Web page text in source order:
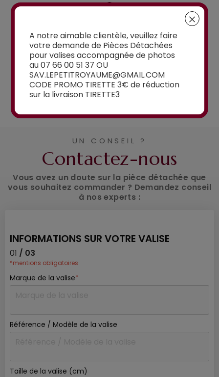
15,00€
à partir de
15,00€
Voir la sélection
UN CONSEIL ?
Contactez-nous
Vous avez un doute sur la pièce détachée que
vous souhaitez commander ? Demandez conseil
à nos experts :
INFORMATIONS SUR VOTRE VALISE
01 / 03
*mentions obligatoires
Marque de la valise*
Référence / Modèle de la valise
Taille de la valise (cm)
A notre aimable clientèle, veuillez faire
votre demande de Pièces Détachées
pour valises accompagnée de photos
au 07 66 00 51 37 OU
SAV.LEPETITROYAUME@GMAIL.COM
CODE PROMO TIRETTE 3€ de réduction
sur la livraison TIRETTE3